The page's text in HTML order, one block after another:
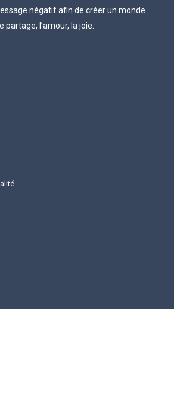
négatif afin de créer un monde
l’amour, la joie.